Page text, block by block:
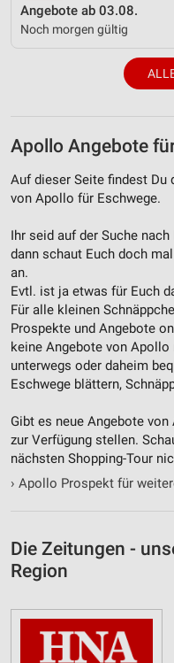
Angebote ab 03.08.
Noch morgen gültig
Apollo Angebote
Auf dieser Seite findest Du
von Apollo für Eschwege.
Ihr seid auf der Suche
dann schaut Euch doch
an.
Evtl. ist ja etwas für Euch
Für alle kleinen
Prospekte und Angebote
keine Angebote von
unterwegs oder daheim
Eschwege blättern,
Gibt es neue Angebote
zur Verfügung stellen.
nächsten Shopping-Tour
› Apollo Prospekt für
Die Zeitungen -
Region